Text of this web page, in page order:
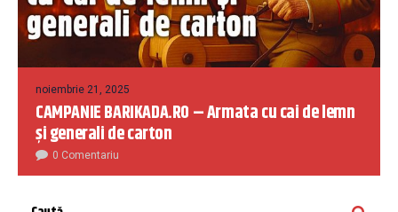
noiembrie 21, 2025
CAMPANIE BARIKADA.RO – Armata cu cai de lemn
și generali de carton
0 Comentariu